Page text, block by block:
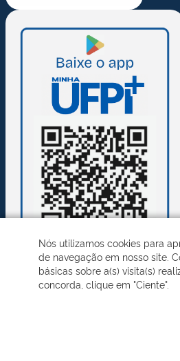
Nós utilizamos cookies para
de navegação em nosso site.
básicas sobre a(s) visita(s)
concorda, clique em "Ciente".